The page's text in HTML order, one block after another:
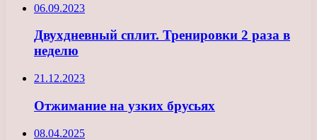
06.09.2023
Двухдневный сплит. Тренировки 2 раза в
неделю
21.12.2023
Отжимание на узких брусьях
08.04.2025